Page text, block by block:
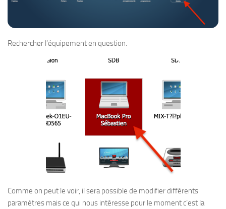
Rechercher l’équipement en question.
Comme on peut le voir, il sera possible de modifier différents
paramètres mais ce qui nous intéresse pour le moment c’est la